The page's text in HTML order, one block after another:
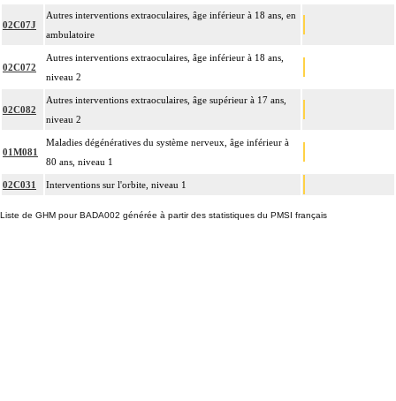
02C07J
Autres interventions extraoculaires, âge inférieur à 18 ans, en
ambulatoire
02C072
Autres interventions extraoculaires, âge inférieur à 18 ans,
niveau 2
02C082
Autres interventions extraoculaires, âge supérieur à 17 ans,
niveau 2
01M081
Maladies dégénératives du système nerveux, âge inférieur à
80 ans, niveau 1
02C031 Interventions sur l'orbite, niveau 1
Liste de GHM pour BADA002 générée à partir des statistiques du PMSI français